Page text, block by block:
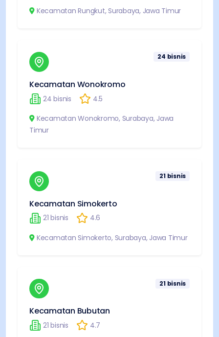
Kecamatan Rungkut,Surabaya, Jawa Timur
24 bisnis
Kecamatan Wonokromo
24 bisnis 4.5
Kecamatan Wonokromo, Surabaya, Jawa
Timur
21 bisnis
Kecamatan Simokerto
21 bisnis 4.6
Kecamatan Simokerto, Surabaya, Jawa Timur
21 bisnis
Kecamatan Bubutan
21 bisnis 4.7